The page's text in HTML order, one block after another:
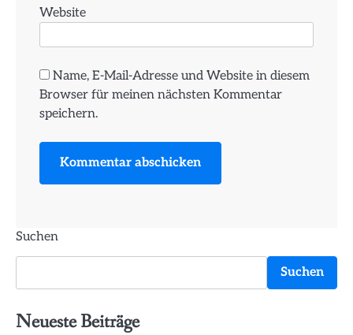
Website
Name, E-Mail-Adresse und Website in diesem
Browser für meinen nächsten Kommentar
speichern.
Suchen
Suchen
Neueste Beiträge